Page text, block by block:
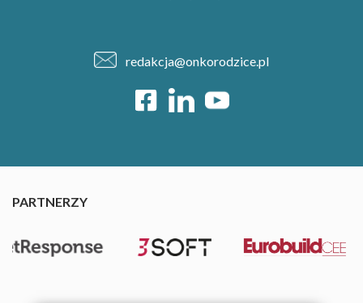
redakcja@onkorodzice.pl
PARTNERZY